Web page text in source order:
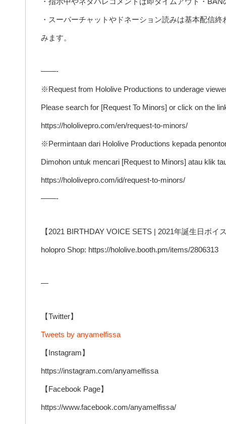
・スーパーチャットやドネーション読みは基本配信
みます。
——-
※Request from Hololive Productions to underage
Please search for [Request To Minors] or click on the
https://hololivepro.com/en/request-to-minors/
※Permintaan dari Hololive Productions kepada
Dimohon untuk mencari [Request to Minors] atau klik
https://hololivepro.com/id/request-to-minors/
——-
【2021 BIRTHDAY VOICE SETS | 2021年誕生日ボイ
holopro Shop: https://hololive.booth.pm/items/2806313
—
【Twitter】
Tweets by anyamelfissa
【Instagram】
https://instagram.com/anyamelfissa
【Facebook Page】
https://www.facebook.com/anyamelfissa/